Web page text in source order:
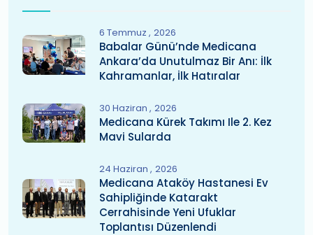
6 Temmuz 2026
Babalar Günü’nde Medicana
Ankara’da Unutulmaz Bir Anı: İlk
Kahramanlar, İlk Hatıralar
30 Haziran 2026
Medicana Kürek Takımı Ile 2. Kez
Mavi Sularda
24 Haziran 2026
Medicana Ataköy Hastanesi Ev
Sahipliğinde Katarakt
Cerrahisinde Yeni Ufuklar
Toplantısı Düzenlendi